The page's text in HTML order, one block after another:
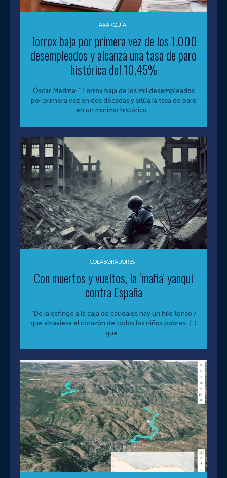
AXARQUÍA
Torrox baja por primera vez de los 1.000
desempleados y alcanza una tasa de paro
histórica del 10,45%
Óscar Medina: “Torrox baja de los mil desempleados
por primera vez en dos décadas y sitúa la tasa de paro
en un mínimo histórico...
COLABORADORES
Con muertos y vueltos, la ‘mafia’ yanqui
contra España
“De la esfinge a la caja de caudales hay un hilo tenso /
que atraviesa el corazón de todos los niños pobres. (…)
que...